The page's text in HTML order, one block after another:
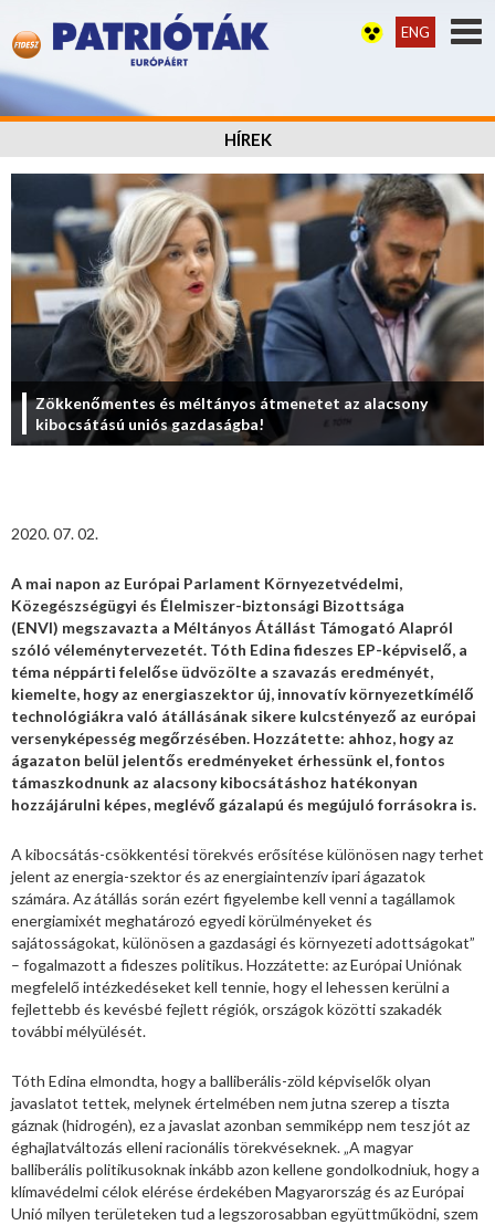
ENG
HÍREK
Zökkenőmentes és méltányos átmenetet az alacsony
kibocsátású uniós gazdaságba!
2020. 07. 02.
A mai napon az Európai Parlament Környezetvédelmi,
Közegészségügyi és Élelmiszer-biztonsági Bizottsága
(ENVI) megszavazta a Méltányos Átállást Támogató Alapról
szóló véleménytervezetét. Tóth Edina fideszes EP-képviselő, a
téma néppárti felelőse üdvözölte a szavazás eredményét,
kiemelte, hogy az energiaszektor új, innovatív környezetkímélő
technológiákra való átállásának sikere kulcstényező az európai
versenyképesség megőrzésében. Hozzátette: ahhoz, hogy az
ágazaton belül jelentős eredményeket érhessünk el, fontos
támaszkodnunk az alacsony kibocsátáshoz hatékonyan
hozzájárulni képes, meglévő gázalapú és megújuló forrásokra is.
A kibocsátás-csökkentési törekvés erősítése különösen nagy terhet
jelent az energia-szektor és az energiaintenzív ipari ágazatok
számára. Az átállás során ezért figyelembe kell venni a tagállamok
energiamixét meghatározó egyedi körülményeket és
sajátosságokat, különösen a gazdasági és környezeti adottságokat”
– fogalmazott a fideszes politikus. Hozzátette: az Európai Uniónak
megfelelő intézkedéseket kell tennie, hogy el lehessen kerülni a
fejlettebb és kevésbé fejlett régiók, országok közötti szakadék
további mélyülését.
Tóth Edina elmondta, hogy a balliberális-zöld képviselők olyan
javaslatot tettek, melynek értelmében nem jutna szerep a tiszta
gáznak (hidrogén), ez a javaslat azonban semmiképp nem tesz jót az
éghajlatváltozás elleni racionális törekvéseknek. „A magyar
balliberális politikusoknak inkább azon kellene gondolkodniuk, hogy a
klímavédelmi célok elérése érdekében Magyarország és az Európai
Unió milyen területeken tud a legszorosabban együttműködni, szem